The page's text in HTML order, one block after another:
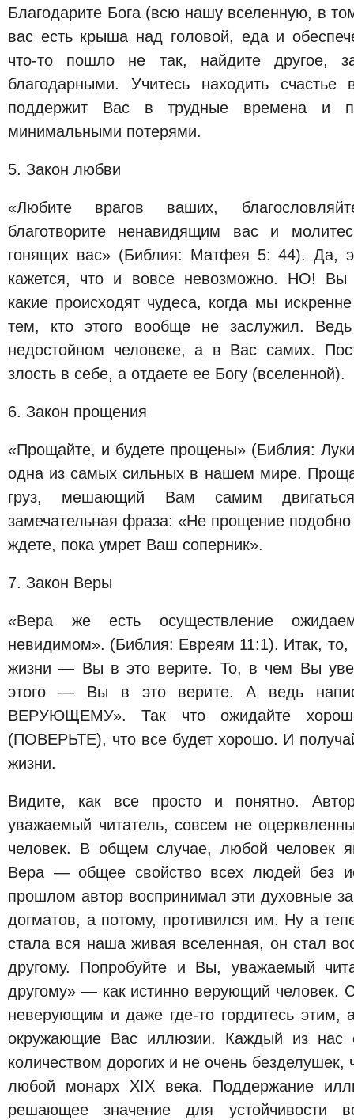
Благодарите Бога (всю нашу вселенную, в
вас есть крыша над головой, еда и
что-то пошло не так, найдите другое,
благодарными. Учитесь находить
поддержит Вас в трудные времена и
минимальными потерями.
5. Закон любви
«Любите врагов ваших,
благотворите ненавидящим вас и
гонящих вас» (Библия: Матфея 5: 44). Да,
кажется, что и вовсе невозможно. НО! Вы
какие происходят чудеса, когда мы
тем, кто этого вообще не заслужил.
недостойном человеке, а в Вас самих.
злость в себе, а отдаете ее Богу (вселенной).
6. Закон прощения
«Прощайте, и будете прощены» (Библия:
одна из самых сильных в нашем мире.
груз, мешающий Вам самим
замечательная фраза: «Не прощение
ждете, пока умрет Ваш соперник».
7. Закон Веры
«Вера же есть осуществление
невидимом». (Библия: Евреям 11:1). Итак, то,
жизни — Вы в это верите. То, в чем Вы
этого — Вы в это верите. А ведь
ВЕРУЮЩЕМУ». Так что ожидайте
(ПОВЕРЬТЕ), что все будет хорошо. И
жизни.
Видите, как все просто и понятно.
уважаемый читатель, совсем не
человек. В общем случае, любой человек
Вера — общее свойство всех людей без
прошлом автор воспринимал эти духовные
догматов, а потому, противился им. Ну а
стала вся наша живая вселенная, он стал
другому. Попробуйте и Вы, уважаемый
другому» — как истинно верующий человек.
неверующим и даже где-то гордитесь
окружающие Вас иллюзии. Каждый из нас
количеством дорогих и не очень безделушек,
любой монарх XIX века. Поддержание
решающее значение для устойчивости